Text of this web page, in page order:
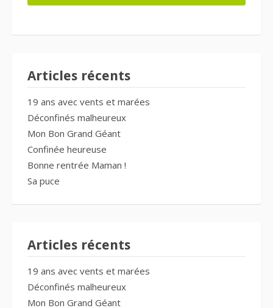
Articles récents
19 ans avec vents et marées
Déconfinés malheureux
Mon Bon Grand Géant
Confinée heureuse
Bonne rentrée Maman !
Sa puce
Articles récents
19 ans avec vents et marées
Déconfinés malheureux
Mon Bon Grand Géant